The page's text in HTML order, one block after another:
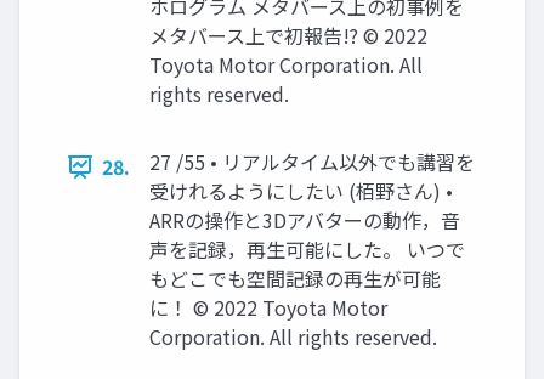
ホログラム メタバース上の初事例を
メタバース上で初報告!? © 2022
Toyota Motor Corporation. All
rights reserved.
28.
27 /55 • リアルタイム以外でも講習を
受けれるようにしたい (栢野さん) •
ARRの操作と3Dアバターの動作，音
声を記録，再生可能にした。 いつで
もどこでも空間記録の再生が可能
に！ © 2022 Toyota Motor
Corporation. All rights reserved.